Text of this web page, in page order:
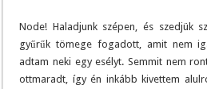
Node! Haladjunk szépen, és szedjük
gyűrűk tömege fogadott, amit nem
adtam neki egy esélyt. Semmit nem
ottmaradt, így én inkább kivettem